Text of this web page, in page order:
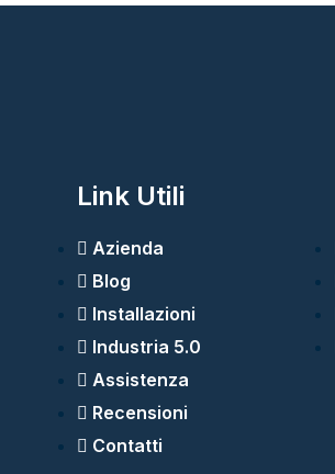
Link Utili
Azienda
Blog
Installazioni
Industria 5.0
Assistenza
Recensioni
Contatti